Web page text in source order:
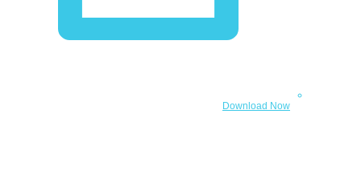
Download Now